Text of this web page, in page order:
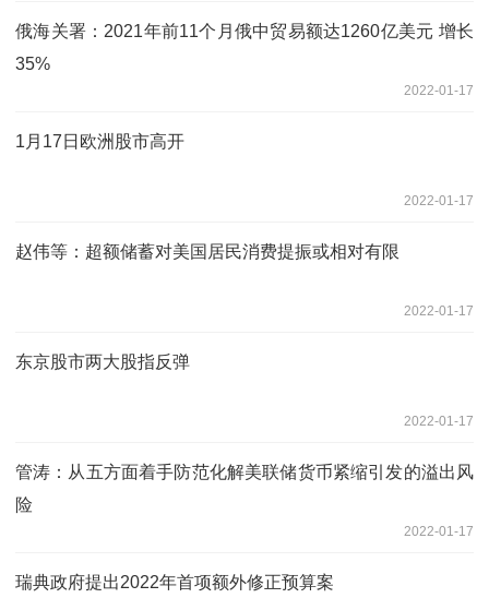
俄海关署：2021年前11个月俄中贸易额达1260亿美元 增长
35%
2022-01-17
1月17日欧洲股市高开
2022-01-17
赵伟等：超额储蓄对美国居民消费提振或相对有限
2022-01-17
东京股市两大股指反弹
2022-01-17
管涛：从五方面着手防范化解美联储货币紧缩引发的溢出风
险
2022-01-17
瑞典政府提出2022年首项额外修正预算案